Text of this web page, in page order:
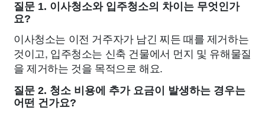
질문 1. 이사청소와 입주청소의 차이는 무엇인가
요?
이사청소는 이전 거주자가 남긴 찌든 때를 제거하는
것이고, 입주청소는 신축 건물에서 먼지 및 유해물질
을 제거하는 것을 목적으로 해요.
질문 2. 청소 비용에 추가 요금이 발생하는 경우는
어떤 건가요?